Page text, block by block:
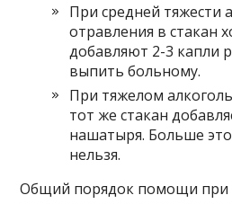
При средней тяжести
отравления в стакан
добавляют 2-3 капли
выпить больному.
При тяжелом
тот же стакан
нашатыря. Больше
нельзя.
Общий порядок помощи при